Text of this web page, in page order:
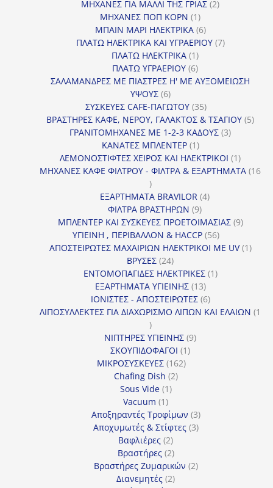
προϊόντα
ΜΗΧΑΝΕΣ ΓΙΑ ΜΑΛΛΙ ΤΗΣ ΓΡΙΑΣ 22
ΜΗΧΑΝΕΣ ΠΟΠ ΚΟΡΝ 11
προϊόν
ΜΠΑΙΝ ΜΑΡΙ ΗΛΕΚΤΡΙΚΑ 66
προϊόντα
ΠΛΑΤΩ ΗΛΕΚΤΡΙΚΑ ΚΑΙ ΥΓΡΑΕΡΙΟΥ 77
ΠΛΑΤΩ ΗΛΕΚΤΡΙΚΑ 11
προϊόν
ΠΛΑΤΩ ΥΓΡΑΕΡΙΟΥ 66
προϊόντα
ΣΑΛΑΜΑΝΔΡΕΣ ΜΕ ΠΙΑΣΤΡΕΣ Η' ΜΕ ΑΥΞΟΜΕΙΩΣΗ
ΥΨΟΥΣ 66
προϊόντα
ΣΥΣΚΕΥΕΣ CAFE-ΠΑΓΩΤΟΥ 3535
προϊόντα
ΒΡΑΣΤΗΡΕΣ ΚΑΦΕ, ΝΕΡΟΥ, ΓΑΛΑΚΤΟΣ & ΤΣΑΓΙΟΥ 55
ΓΡΑΝΙΤΟΜΗΧΑΝΕΣ ΜΕ 1-2-3 ΚΑΔΟΥΣ 33
ΚΑΝΑΤΕΣ ΜΠΛΕΝΤΕΡ 11
προϊόν
ΛΕΜΟΝΟΣΤΙΦΤΕΣ ΧΕΙΡΟΣ ΚΑΙ ΗΛΕΚΤΡΙΚΟΙ 11
προϊόν
ΜΗΧΑΝΕΣ ΚΑΦΕ ΦΙΛΤΡΟΥ - ΦΙΛΤΡΑ & ΕΞΑΡΤΗΜΑΤΑ 16
16
προϊόντα
ΕΞΑΡΤΗΜΑΤΑ BRAVILOR 44
ΦΙΛΤΡΑ ΒΡΑΣΤΗΡΩΝ 99
προϊόντα
ΜΠΛΕΝΤΕΡ ΚΑΙ ΣΥΣΚΕΥΕΣ ΠΡΟΕΤΟΙΜΑΣΙΑΣ 99
ΥΓΙΕΙΝΗ , ΠΕΡΙΒΑΛΛΟΝ & HACCP 5656
προϊόντα
ΑΠΟΣΤΕΙΡΩΤΕΣ ΜΑΧΑΙΡΙΩΝ ΗΛΕΚΤΡΙΚΟΙ ΜΕ UV 11
ΒΡΥΣΕΣ 2424
προϊόντα
ΕΝΤΟΜΟΠΑΓΙΔΕΣ ΗΛΕΚΤΡΙΚΕΣ 11
ΕΞΑΡΤΗΜΑΤΑ ΥΓΙΕΙΝΗΣ 1313
προϊόντα
ΙΟΝΙΣΤΕΣ - ΑΠΟΣΤΕΙΡΩΤΕΣ 66
προϊόντα
ΛΙΠΟΣΥΛΛΕΚΤΕΣ ΓΙΑ ΔΙΑΧΩΡΙΣΜΟ ΛΙΠΩΝ ΚΑΙ ΕΛΑΙΩΝ 1
1
προϊόν
ΝΙΠΤΗΡΕΣ ΥΓΙΕΙΝΗΣ 99
ΣΚΟΥΠΙΔΟΦΑΓΟΙ 11
ΜΙΚΡΟΣΥΣΚΕΥΕΣ 162162
Chafing Dish 22
Sous Vide 11
Vacuum 11
προϊόν
Αποξηραντές Τροφίμων 33
προϊόντα
Αποχυμωτές & Στίφτες 33
Βαφλιέρες 22
προϊόντα
Βραστήρες 22
προϊόντα
Βραστήρες Ζυμαρικών 22
Διανεμητές 22